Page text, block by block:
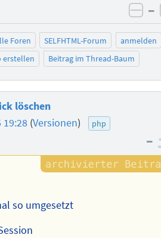
–
Foren SELFHTML-Forum
anmelden
erstellen
Beitrag im Thread-Baum
löschen
19:28 (Versionen) php
–
so umgesetzt